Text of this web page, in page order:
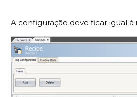
A configuração deve ficar igual à